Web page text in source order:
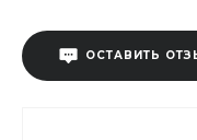
ОСТАВИТЬ